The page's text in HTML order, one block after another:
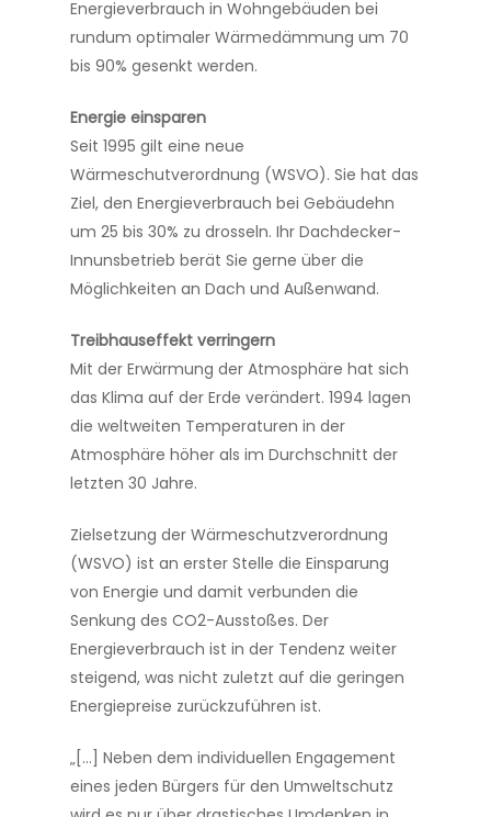
Energieverbrauch in Wohngebäuden bei
rundum optimaler Wärmedämmung um 70
bis 90% gesenkt werden.
Energie einsparen
Seit 1995 gilt eine neue
Wärmeschutverordnung (WSVO). Sie hat das
Ziel, den Energieverbrauch bei Gebäudehn
um 25 bis 30% zu drosseln. Ihr Dachdecker-
Innunsbetrieb berät Sie gerne über die
Möglichkeiten an Dach und Außenwand.
Treibhauseffekt verringern
Mit der Erwärmung der Atmosphäre hat sich
das Klima auf der Erde verändert. 1994 lagen
die weltweiten Temperaturen in der
Atmosphäre höher als im Durchschnitt der
letzten 30 Jahre.
Zielsetzung der Wärmeschutzverordnung
(WSVO) ist an erster Stelle die Einsparung
von Energie und damit verbunden die
Senkung des CO2-Ausstoßes. Der
Energieverbrauch ist in der Tendenz weiter
steigend, was nicht zuletzt auf die geringen
Energiepreise zurückzuführen ist.
„[…] Neben dem individuellen Engagement
eines jeden Bürgers für den Umweltschutz